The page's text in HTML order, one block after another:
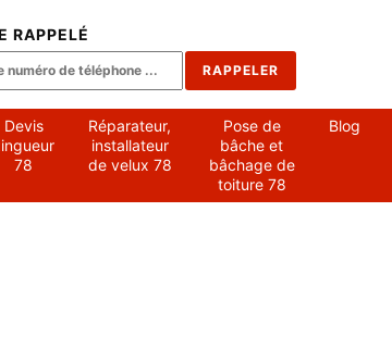
RAPPELÉ
Devis
78
Réparateur,
installateur
de velux 78
Pose de
bâche et
bâchage de
toiture 78
Blog